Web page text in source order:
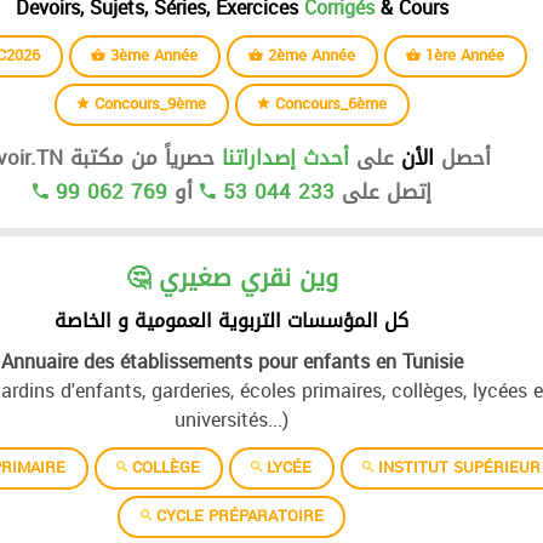
Devoirs, Sujets, Séries, ExercicesCorrigés& Cours
3ème Année 2ème Année
1ère Année
Concours_9ème
Concours_6ème
أحصل الأن على أحدث إصداراتنا حصرياً من مكتبة Devoir.TN
إتصل على 53 044 233 أو99 062 769
🤔 وين نقري صغيري
كل المؤسسات التربوية العمومية و الخاصة
Annuaire des établissements pour enfants en Tunisie
d'enfants, garderies, écoles primaires, collèges, lycées
universités...)
COLLÈGE LYCÉE
INSTITUT SUPÉRIEUR
CYCLE PRÉPARATOIRE